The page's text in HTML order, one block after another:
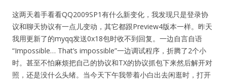
这两天着手看看QQ2009SP1有什么新变化，我发现只是登录协
议和聊天协议有一点儿变动，其它都跟Preview4版本一样。昨天
我用更新了的myqq发送0x18包时收不到回复。一边自言自语
“Impossible… That’s impossible”一边调试程序，折腾了2个小
时。甚至不怕麻烦把自己的协议和TX的协议抓包下来然后解开对
照，还是没什么头绪。当今天下午我带着小白出去闲逛时，打开